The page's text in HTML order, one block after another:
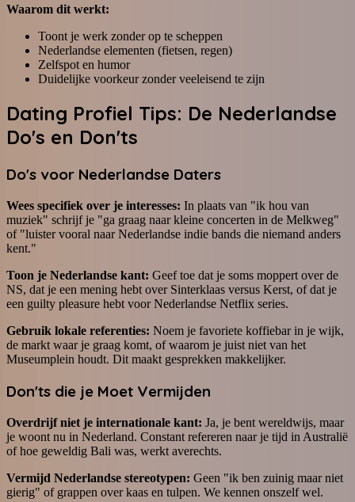
Waarom dit werkt:
Toont je werk zonder op te scheppen
Nederlandse elementen (fietsen, regen)
Zelfspot en humor
Duidelijke voorkeur zonder veeleisend te zijn
Dating Profiel Tips: De Nederlandse
Do's en Don'ts
Do's voor Nederlandse Daters
Wees specifiek over je interesses: In plaats van "ik hou van
muziek" schrijf je "ga graag naar kleine concerten in de Melkweg"
of "luister vooral naar Nederlandse indie bands die niemand anders
kent."
Toon je Nederlandse kant: Geef toe dat je soms moppert over de
NS, dat je een mening hebt over Sinterklaas versus Kerst, of dat je
een guilty pleasure hebt voor Nederlandse Netflix series.
Gebruik lokale referenties: Noem je favoriete koffiebar in je wijk,
de markt waar je graag komt, of waarom je juist niet van het
Museumplein houdt. Dit maakt gesprekken makkelijker.
Don'ts die je Moet Vermijden
Overdrijf niet je internationale kant: Ja, je bent wereldwijs, maar
je woont nu in Nederland. Constant refereren naar je tijd in Australië
of hoe geweldig Bali was, werkt averechts.
Vermijd Nederlandse stereotypen: Geen "ik ben zuinig maar niet
gierig" of grappen over kaas en tulpen. We kennen onszelf wel.